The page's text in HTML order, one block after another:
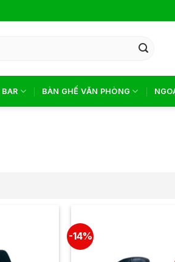
BÀN GHẾ VĂN PHÒNG
-14%